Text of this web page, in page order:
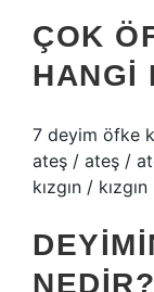
ÇOK
HANGI
7 deyim öfke
ateş / ateş /
kızgın / kızgın
NEDIR?